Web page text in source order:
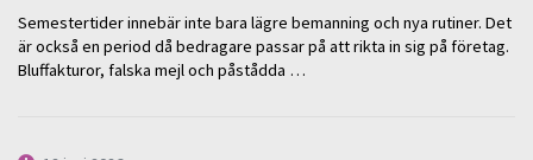
Semestertider innebär inte bara lägre bemanning och nya rutiner. Det
är också en period då bedragare passar på att rikta in sig på företag.
Bluffakturor, falska mejl och påstådda …